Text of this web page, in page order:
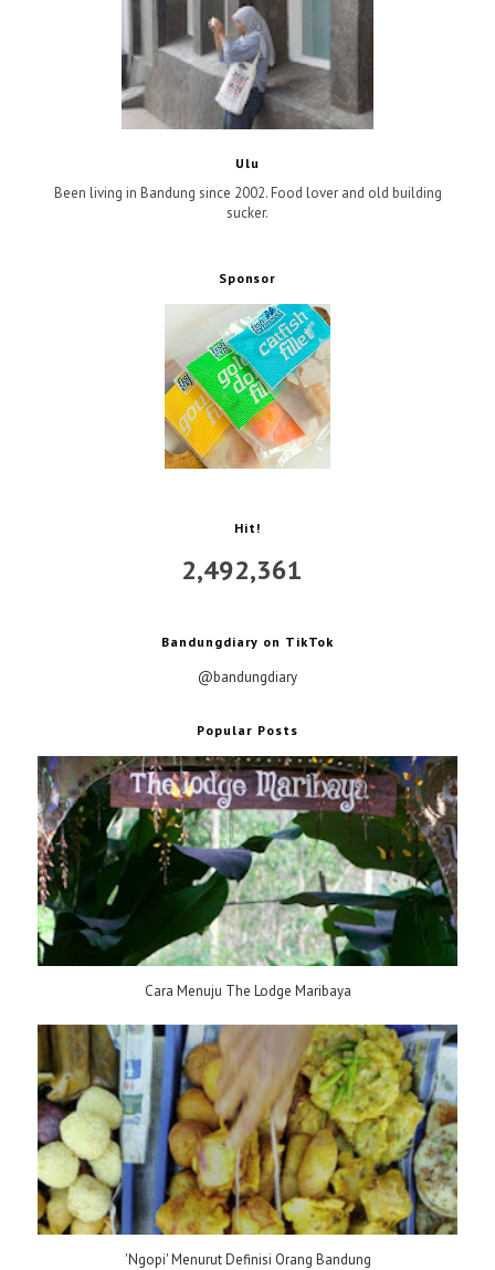
Ulu
Been living in Bandung since 2002. Food lover and old building
sucker.
Sponsor
Hit!
2,492,361
Bandungdiary on TikTok
@bandungdiary
Popular Posts
Cara Menuju The Lodge Maribaya
'Ngopi' Menurut Definisi Orang Bandung